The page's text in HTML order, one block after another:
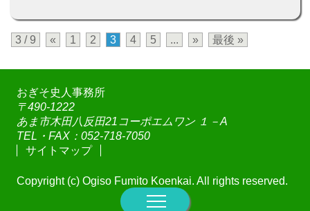
3 / 9 « 1 2 3 4 5 ... » 最後 »
おぎそ史人事務所
〒490-1222
あま市木田八反田21コーポエムワン １－A
TEL・FAX：052-718-7050
サイトマップ
Copyright (c) Ogiso Fumito Koenkai. All rights reserved.